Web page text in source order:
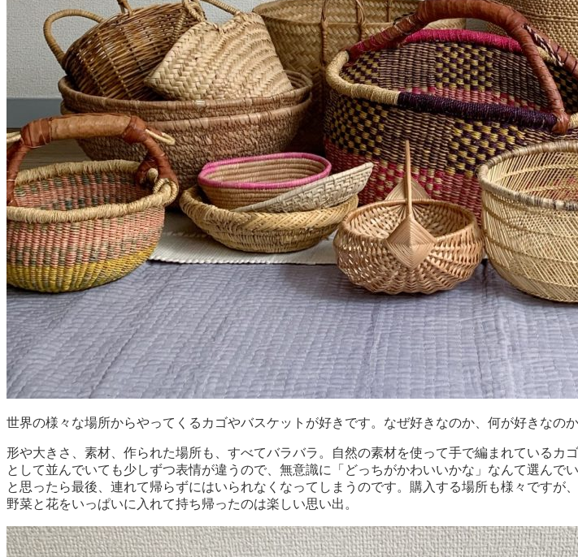
世界の様々な場所からやってくるカゴやバスケットが好きです。なぜ好きなのか、何が好きなの
形や大きさ、素材、作られた場所も、すべてバラバラ。自然の素材を使って手で編まれている
として並んでいても少しずつ表情が違うので、無意識に「どっちがかわいいかな」なんて選んで
と思ったら最後、連れて帰らずにはいられなくなってしまうのです。購入する場所も様々ですが
野菜と花をいっぱいに入れて持ち帰ったのは楽しい思い出。